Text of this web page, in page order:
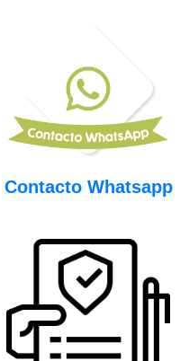
Contacto Whatsapp